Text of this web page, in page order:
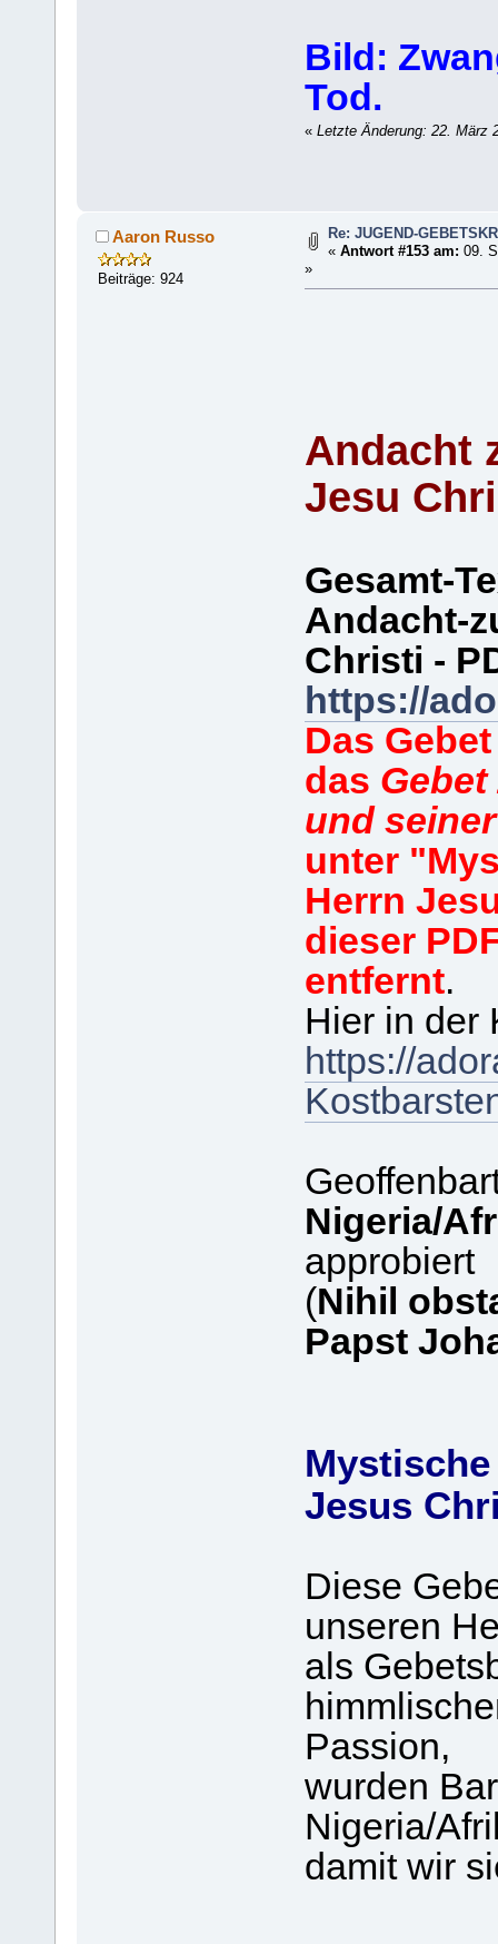
Bild:
Tod.
« Letzte Änderung: 22. März
Aaron Russo
Beiträge: 924
Re: JUGEND-
«Antwort #153 am: 09.
»
Andacht
Jesu
Gesamt-
Andacht-
Christi -
https://
Das
das
und
unter
Herrn
dieser
entfernt.
Hier in der
https://
Nigeria/
approbiert
(Nihil
Papst
Jesus
Diese
unseren
als
Passion,
wurden
Nigeria/
damit wir